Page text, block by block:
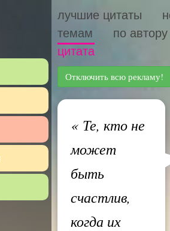
лучшие цитаты
темам
по автору
цитата
Отключить всю рекламу!
«Те, кто не
может
быть
счастлив,
когда их